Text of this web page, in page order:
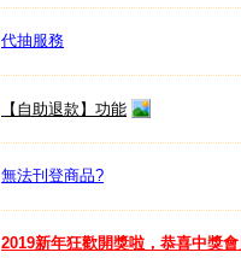
代抽服務
【自助退款】功能
無法刊登商品?
2019新年狂歡開獎啦，恭喜中獎會